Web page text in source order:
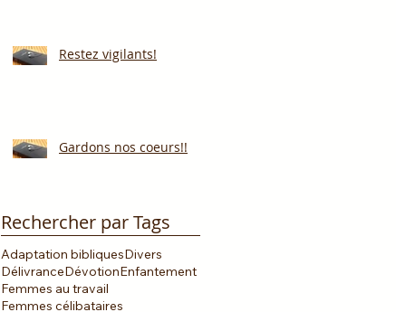
Restez vigilants!
Gardons nos coeurs!!
Rechercher par Tags
Adaptation bibliquesDivers
DélivranceDévotionEnfantement
Femmes au travail
Femmes célibataires